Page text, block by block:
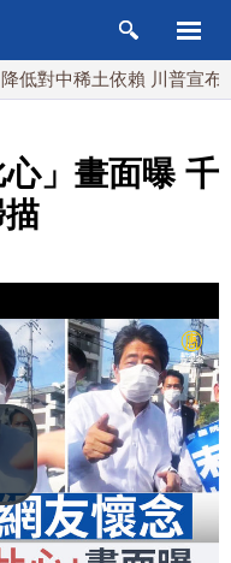
中稀土依賴 川普宣布礦業投
」畫面曝 千